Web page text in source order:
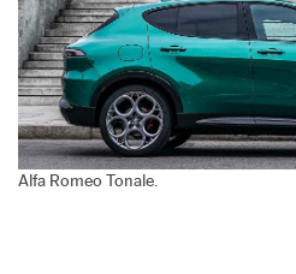
Alfa Romeo Tonale.